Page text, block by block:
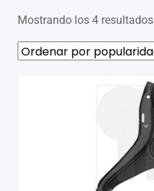
Mostrando los 4 resultados